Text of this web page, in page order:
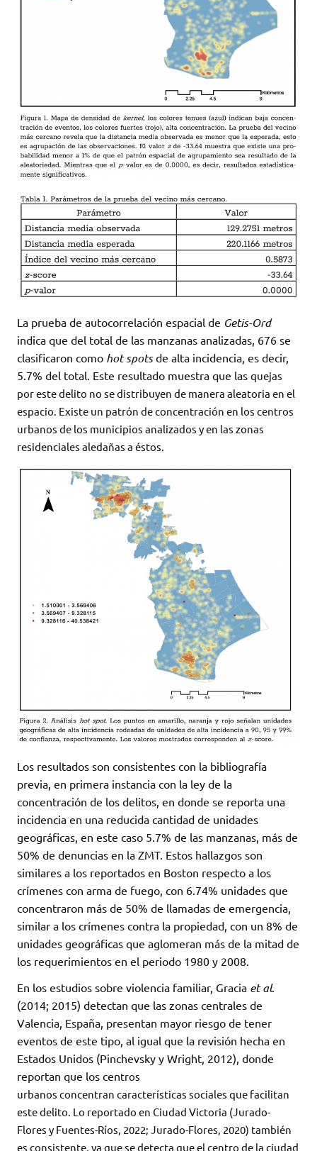
La prueba de autocorrelación espacial de Getis-Ord
indica que del total de las manzanas analizadas, 676 se
clasificaron como hot spotsde alta incidencia, es decir,
5.7% del total. Este resultado muestra que las quejas
por este delito no se distribuyen de manera aleatoria en el
espacio. Existe un patrón de concentración en los centros
urbanos de los municipios analizados y en las zonas
residenciales aledañas a éstos.
Los resultados son consistentes con la bibliografía
previa, en primera instancia con la ley de la
concentración de los delitos, en donde se reporta una
incidencia en una reducida cantidad de unidades
geográficas, en este caso 5.7% de las manzanas, más de
50% de denuncias en la ZMT. Estos hallazgos son
similares a los reportados en Boston respecto a los
crímenes con arma de fuego, con 6.74% unidades que
concentraron más de 50% de llamadas de emergencia,
similar a los crímenes contra la propiedad, con un 8% de
unidades geográficas que aglomeran más de la mitad de
los requerimientos en el periodo 1980 y 2008.
En los estudios sobre violencia familiar, Gracia et al.
(2014; 2015) detectan que las zonas centrales de
Valencia, España, presentan mayor riesgo de tener
eventos de este tipo, al igual que la revisión hecha en
Estados Unidos (Pinchevsky y Wright, 2012), donde
reportan que los centros
urbanos concentran características sociales que facilitan
este delito. Lo reportado en Ciudad Victoria (Jurado-
Flores y Fuentes-Ríos, 2022; Jurado-Flores, 2020) también
es consistente, ya que se detecta que el centro de la ciudad